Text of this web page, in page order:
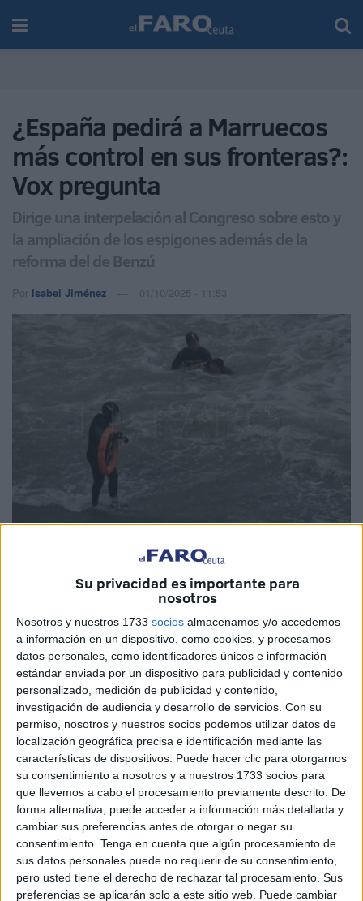
Su privacidad es importante para
nosotros
Nosotros y nuestros 1733 socios almacenamos y/o accedemos
a información en un dispositivo, como cookies, y procesamos
datos personales, como identificadores únicos e información
estándar enviada por un dispositivo para publicidad y contenido
personalizado, medición de publicidad y contenido,
investigación de audiencia y desarrollo de servicios. Con su
permiso, nosotros y nuestros socios podemos utilizar datos de
localización geográfica precisa e identificación mediante las
características de dispositivos. Puede hacer clic para otorgarnos
su consentimiento a nosotros y a nuestros 1733 socios para
que llevemos a cabo el procesamiento previamente descrito. De
forma alternativa, puede acceder a información más detallada y
cambiar sus preferencias antes de otorgar o negar su
consentimiento. Tenga en cuenta que algún procesamiento de
sus datos personales puede no requerir de su consentimiento,
pero usted tiene el derecho de rechazar tal procesamiento. Sus
preferencias se aplicarán solo a este sitio web. Puede cambiar
¿España pedirá a Marruecos
más control en sus fronteras?:
Vox pregunta
Dirige una interpelación al Congreso sobre esto y
la ampliación de los espigones además de la
reforma del de Benzú
Por Isabel Jiménez 01/10/2025 - 11:53
Voxha trasladado al Congresouna petición para conocer
si España tiene pensado instara lasautoridades
marroquíesaincrementarsus medidas decontrolante
lascontinuas entradas de inmigrantesen Ceuta.
Así lo ha recogido enuna interpelaciónen la que
cuestiona el motivo de este incremento y pregunta sobre el
estado de los espigones, poniendo el foco de manera
especial en el deBenzú.
El partido insiste en que se trata de “puntos vulnerables”
como se ha demostrado en los últimos años “con la
continua entrada de inmigrantes tanto por el del Tarajal
como el de Benzú”.